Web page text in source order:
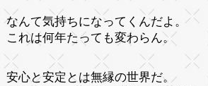
なんて気持ちになってくんだよ。
これは何年たっても変わらん。
安心と安定とは無縁の世界だ。